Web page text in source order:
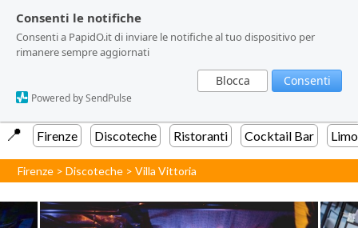
Consenti le notifiche
Consenti a PapidO.it di inviare le notifiche al tuo dispositivo per
rimanere sempre aggiornati
Blocca Consenti
Powered by SendPulse
Consenti le notifiche
Consenti a PapidO.it di inviare le notifiche al tuo dispositivo per
rimanere sempre aggiornati
Blocca Consenti
Powered by SendPulse
📍️ Firenze Discoteche Ristoranti Cocktail Bar
Firenze >Discoteche >Villa Vittoria